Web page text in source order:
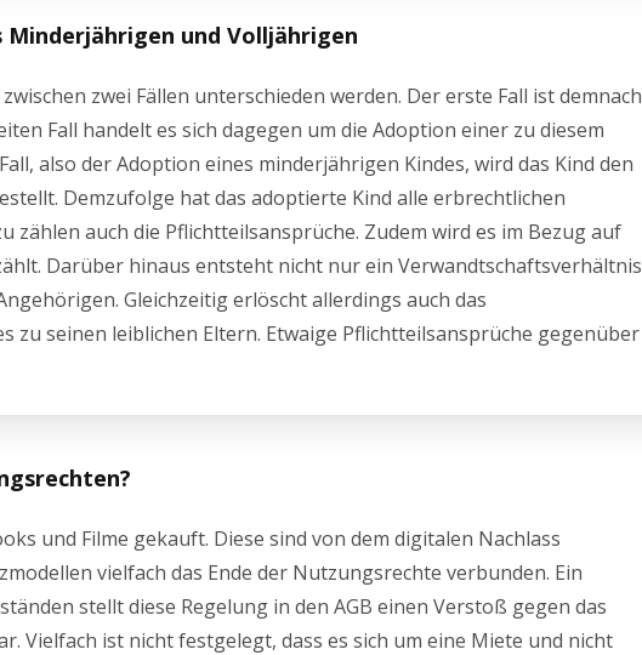
und Volljährigen
zwei Fällen unterschieden werden. Der erste Fall ist demnach
Fall handelt es sich dagegen um die Adoption einer zu diesem
also der Adoption eines minderjährigen Kindes, wird das Kind den
Demzufolge hat das adoptierte Kind alle erbrechtlichen
zählen auch die Pflichtteilsansprüche. Zudem wird es im Bezug auf
Darüber hinaus entsteht nicht nur ein Verwandtschaftsverhältnis
Gleichzeitig erlöscht allerdings auch das
zu seinen leiblichen Eltern. Etwaige Pflichtteilsansprüche gegenüber
und Filme gekauft. Diese sind von dem digitalen Nachlass
vielfach das Ende der Nutzungsrechte verbunden. Ein
stellt diese Regelung in den AGB einen Verstoß gegen das
Vielfach ist nicht festgelegt, dass es sich um eine Miete und nicht